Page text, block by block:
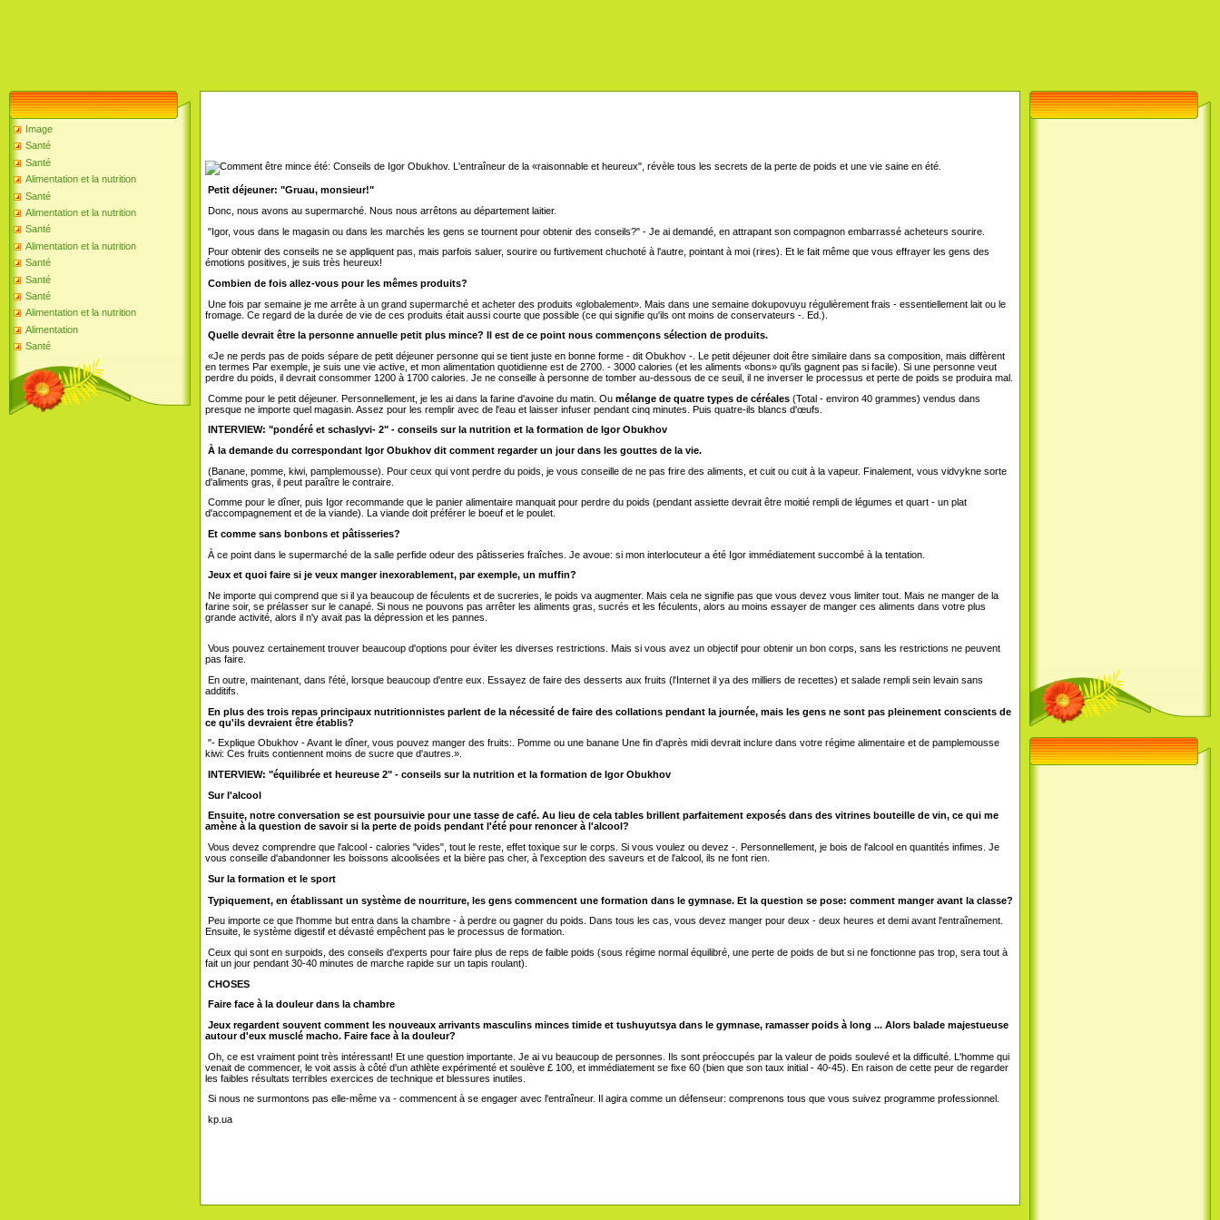
Image
Santé
Santé
Alimentation et la nutrition
Santé
Alimentation et la nutrition
Santé
Alimentation et la nutrition
Santé
Santé
Santé
Alimentation et la nutrition
Alimentation
Santé
L'entraîneur de la «raisonnable et heureux", révèle tous les secrets de la perte de poids et une vie saine en été.
Petit déjeuner: "Gruau, monsieur!"
Donc, nous avons au supermarché. Nous nous arrêtons au département laitier.
"Igor, vous dans le magasin ou dans les marchés les gens se tournent pour obtenir des conseils?" - Je ai demandé, en attrapant son compagnon embarrassé acheteurs sourire.
Pour obtenir des conseils ne se appliquent pas, mais parfois saluer, sourire ou furtivement chuchoté à l'autre, pointant à moi (rires). Et le fait même que vous effrayer les gens des
émotions positives, je suis très heureux!
Combien de fois allez-vous pour les mêmes produits?
Une fois par semaine je me arrête à un grand supermarché et acheter des produits «globalement». Mais dans une semaine dokupovuyu régulièrement frais - essentiellement lait ou le
fromage. Ce regard de la durée de vie de ces produits était aussi courte que possible (ce qui signifie qu'ils ont moins de conservateurs -. Ed.).
Quelle devrait être la personne annuelle petit plus mince? Il est de ce point nous commençons sélection de produits.
«Je ne perds pas de poids sépare de petit déjeuner personne qui se tient juste en bonne forme - dit Obukhov -. Le petit déjeuner doit être similaire dans sa composition, mais diffèrent
en termes Par exemple, je suis une vie active, et mon alimentation quotidienne est de 2700. - 3000 calories (et les aliments «bons» qu'ils gagnent pas si facile). Si une personne veut
perdre du poids, il devrait consommer 1200 à 1700 calories. Je ne conseille à personne de tomber au-dessous de ce seuil, il ne inverser le processus et perte de poids se produira mal.
Comme pour le petit déjeuner. Personnellement, je les ai dans la farine d'avoine du matin. Ou mélange de quatre types de céréales (Total - environ 40 grammes) vendus dans
presque ne importe quel magasin. Assez pour les remplir avec de l'eau et laisser infuser pendant cinq minutes. Puis quatre-ils blancs d'œufs.
INTERVIEW: "pondéré et schaslyvi- 2" - conseils sur la nutrition et la formation de Igor Obukhov
À la demande du correspondant Igor Obukhov dit comment regarder un jour dans les gouttes de la vie.
(Banane, pomme, kiwi, pamplemousse). Pour ceux qui vont perdre du poids, je vous conseille de ne pas frire des aliments, et cuit ou cuit à la vapeur. Finalement, vous vidvykne sorte
d'aliments gras, il peut paraître le contraire.
Comme pour le dîner, puis Igor recommande que le panier alimentaire manquait pour perdre du poids (pendant assiette devrait être moitié rempli de légumes et quart - un plat
d'accompagnement et de la viande). La viande doit préférer le boeuf et le poulet.
Et comme sans bonbons et pâtisseries?
À ce point dans le supermarché de la salle perfide odeur des pâtisseries fraîches. Je avoue: si mon interlocuteur a été Igor immédiatement succombé à la tentation.
Jeux et quoi faire si je veux manger inexorablement, par exemple, un muffin?
Ne importe qui comprend que si il ya beaucoup de féculents et de sucreries, le poids va augmenter. Mais cela ne signifie pas que vous devez vous limiter tout. Mais ne manger de la
farine soir, se prélasser sur le canapé. Si nous ne pouvons pas arrêter les aliments gras, sucrés et les féculents, alors au moins essayer de manger ces aliments dans votre plus
grande activité, alors il n'y avait pas la dépression et les pannes.
Vous pouvez certainement trouver beaucoup d'options pour éviter les diverses restrictions. Mais si vous avez un objectif pour obtenir un bon corps, sans les restrictions ne peuvent
pas faire.
En outre, maintenant, dans l'été, lorsque beaucoup d'entre eux. Essayez de faire des desserts aux fruits (l'Internet il ya des milliers de recettes) et salade rempli sein levain sans
additifs.
En plus des trois repas principaux nutritionnistes parlent de la nécessité de faire des collations pendant la journée, mais les gens ne sont pas pleinement conscients de
ce qu'ils devraient être établis?
"- Explique Obukhov - Avant le dîner, vous pouvez manger des fruits:. Pomme ou une banane Une fin d'après midi devrait inclure dans votre régime alimentaire et de pamplemousse
kiwi: Ces fruits contiennent moins de sucre que d'autres.».
INTERVIEW: "équilibrée et heureuse 2" - conseils sur la nutrition et la formation de Igor Obukhov
Sur l'alcool
Ensuite, notre conversation se est poursuivie pour une tasse de café. Au lieu de cela tables brillent parfaitement exposés dans des vitrines bouteille de vin, ce qui me
amène à la question de savoir si la perte de poids pendant l'été pour renoncer à l'alcool?
Vous devez comprendre que l'alcool - calories "vides", tout le reste, effet toxique sur le corps. Si vous voulez ou devez - . Personnellement, je bois de l'alcool en quantités infimes. Je
vous conseille d'abandonner les boissons alcoolisées et la bière pas cher, à l'exception des saveurs et de l'alcool, ils ne font rien.
Sur la formation et le sport
Typiquement, en établissant un système de nourriture, les gens commencent une formation dans le gymnase. Et la question se pose: comment manger avant la classe?
Peu importe ce que l'homme but entra dans la chambre - à perdre ou gagner du poids. Dans tous les cas, vous devez manger pour deux - deux heures et demi avant l'entraînement.
Ensuite, le système digestif et dévasté empêchent pas le processus de formation.
Ceux qui sont en surpoids, des conseils d'experts pour faire plus de reps de faible poids (sous régime normal équilibré, une perte de poids de but si ne fonctionne pas trop, sera tout à
fait un jour pendant 30-40 minutes de marche rapide sur un tapis roulant).
CHOSES
Faire face à la douleur dans la chambre
Jeux regardent souvent comment les nouveaux arrivants masculins minces timide et tushuyutsya dans le gymnase, ramasser poids à long ... Alors balade majestueuse
autour d'eux musclé macho. Faire face à la douleur?
Oh, ce est vraiment point très intéressant! Et une question importante. Je ai vu beaucoup de personnes. Ils sont préoccupés par la valeur de poids soulevé et la difficulté. L'homme qui
venait de commencer, le voit assis à côté d'un athlète expérimenté et soulève £ 100, et immédiatement se fixe 60 (bien que son taux initial - 40-45). En raison de cette peur de regarder
les faibles résultats terribles exercices de technique et blessures inutiles.
Si nous ne surmontons pas elle-même va - commencent à se engager avec l'entraîneur. Il agira comme un défenseur: comprenons tous que vous suivez programme professionnel.
kp.ua